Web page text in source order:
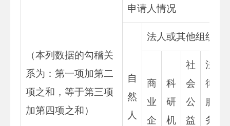
（本列数据的勾稽关
系为：第一项加第二
项之和，等于第三项
加第四项之和）
申请人情况
自
然
人
法人或其他组织
商
业
企
科
研
机
社
会
公
益
法
律
服
务